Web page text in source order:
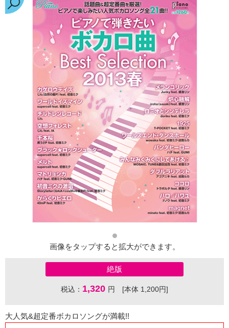
画像をタップすると拡大ができます。
絶版
税込： 1,320 円 [本体 1,200円]
大人気&超定番ボカロソングが満載!!